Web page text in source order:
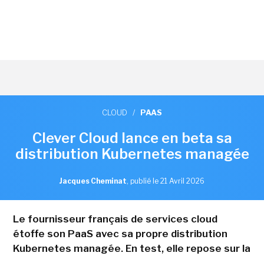
CLOUD / PAAS
Clever Cloud lance en beta sa
distribution Kubernetes managée
Jacques Cheminat, publié le 21 Avril 2026
Le fournisseur français de services cloud
étoffe son PaaS avec sa propre distribution
Kubernetes managée. En test, elle repose sur la